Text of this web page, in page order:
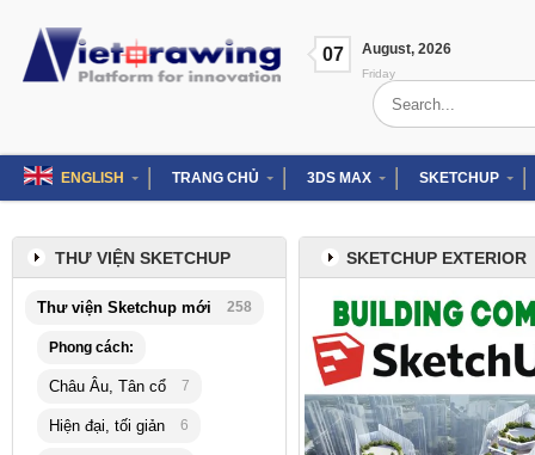
content
07 August, 2026
Friday
Search
for:
ENGLISH TRANG CHỦ 3DS MAX SKETCHUP
SKETCHUP EXTERIOR
THƯ VIỆN SKETCHUP
Thư viện Sketchup mới 258
Phong cách:
Châu Âu, Tân cổ 7
Hiện đại, tối giản 6